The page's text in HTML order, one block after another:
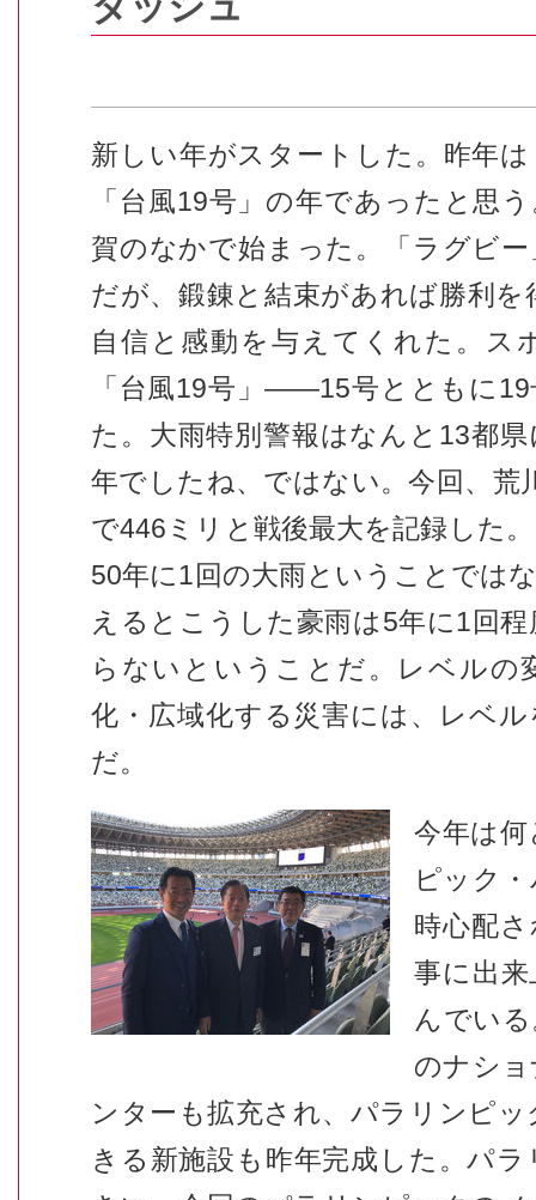
新しい年がスタートした。昨年
「台風19号」の年であったと思
賀のなかで始まった。「ラグビ
だが、鍛錬と結束があれば勝利
自信と感動を与えてくれた。ス
「台風19号」――15号とともに
た。大雨特別警報はなんと13都
年でしたね、ではない。今回、荒
で446ミリと戦後最大を記録した
50年に1回の大雨ということでは
えるとこうした豪雨は5年に1回
らないということだ。レベルの
化・広域化する災害には、レベ
だ。
今年は
ピック
時心配
事に出
んでい
のナシ
ンターも拡充され、パラリンピ
きる新施設も昨年完成した。パ